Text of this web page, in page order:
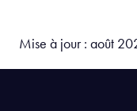
Mise à jour : août